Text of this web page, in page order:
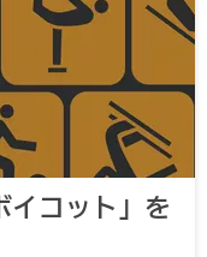
コット」を